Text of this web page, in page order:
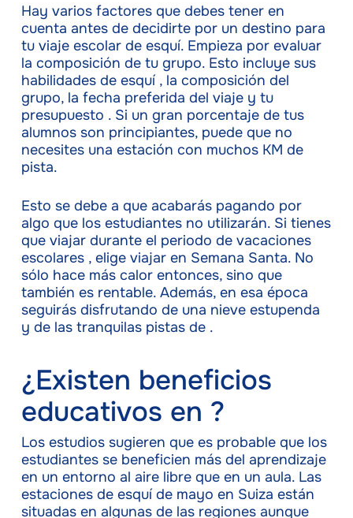
Hay varios factores que debes tener en
cuenta antes de decidirte por un destino para
tu viaje escolar de esquí. Empieza por evaluar
la composición de tu grupo. Esto incluye sus
habilidades de esquí , la composición del
grupo, la fecha preferida del viaje y tu
presupuesto . Si un gran porcentaje de tus
alumnos son principiantes, puede que no
necesites una estación con muchos KM de
pista.
Esto se debe a que acabarás pagando por
algo que los estudiantes no utilizarán. Si tienes
que viajar durante el periodo de vacaciones
escolares , elige viajar en Semana Santa. No
sólo hace más calor entonces, sino que
también es rentable. Además, en esa época
seguirás disfrutando de una nieve estupenda
y de las tranquilas pistas de .
¿Existen beneficios
educativos en ?
Los estudios sugieren que es probable que los
estudiantes se beneficien más del aprendizaje
en un entorno al aire libre que en un aula. Las
estaciones de esquí de mayo en Suiza están
situadas en algunas de las regiones aunque